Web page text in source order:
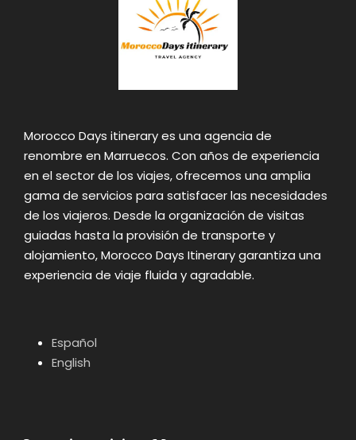
Morocco Days itinerary es una agencia de
renombre en Marruecos. Con años de experiencia
en el sector de los viajes, ofrecemos una amplia
gama de servicios para satisfacer las necesidades
de los viajeros. Desde la organización de visitas
guiadas hasta la provisión de transporte y
alojamiento, Morocco Days Itinerary garantiza una
experiencia de viaje fluida y agradable.
Español
English